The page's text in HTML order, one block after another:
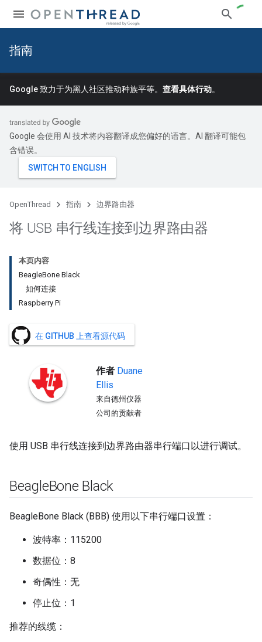
指南
Google 致力于为黑人社区推动种族平等。 查看具体行动。
Google 会使用 AI 技术将内容翻译成您偏好的语言。AI 翻译可能包
含错误。
OpenThread 指南 边界路由器
将 USB 串行线连接到边界路由器
本页内容
BeagleBone Black
如何连接
Raspberry Pi
在 GITHUB 上查看源代码
作者 Duane
Ellis
来自德州仪器
公司的贡献者
使用 USB 串行线连接到边界路由器串行端口以进行调试。
BeagleBone Black
BeagleBone Black (BBB) 使用以下串行端口设置：
波特率：115200
数据位：8
奇偶性：无
停止位：1
推荐的线缆：